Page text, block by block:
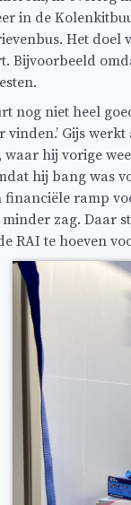
in de
Het doel
Bijvoorbeeld
nog niet heel
vinden.’ Gijs
hij vorige
hij bang was
ramp
zag. Daar
RAI te hoeven